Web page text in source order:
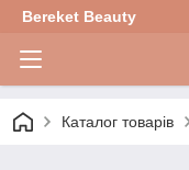
Bereket Beauty
Каталог товарів